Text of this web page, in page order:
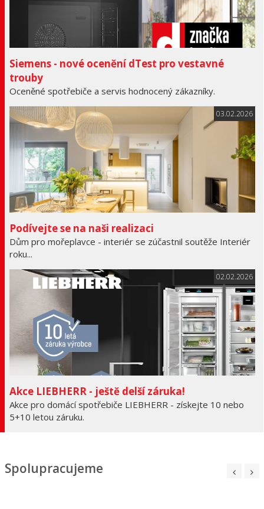
Siemens - nové ocenění dTest pro vestavné
trouby
Oceněné spotřebiče a servis hodnocený zákazníky.
03.02.2026
Podívejte se na naši realizaci
Dům pro mořeplavce - interiér se zúčastnil soutěže Interiér
roku...
02.02.2026
Akce LIEBHERR - ještě delší záruka!
Akce pro domácí spotřebiče LIEBHERR - získejte 10 nebo
5+10 letou záruku.
Spolupracujeme